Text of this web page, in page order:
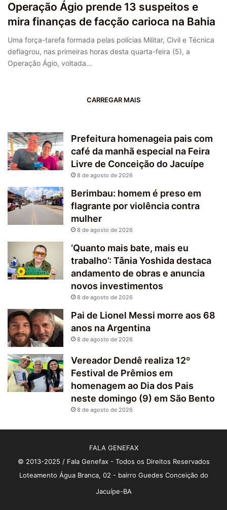
Operação Ágio prende 13 suspeitos e
mira finanças de facção carioca na Bahia
Uma força-tarefa formada pelas polícias Militar, Civil e Técnica
deflagrou, nas primeiras horas desta quarta-feira (5), a
Operação Ágio, voltada…
CARREGAR MAIS
Prefeitura homenageia pais com
café da manhã especial na Feira
Livre de Conceição do Jacuípe
8 de agosto de 2026
Berimbau: homem é preso em
flagrante por violência contra
mulher
8 de agosto de 2026
‘Quanto mais bate, mais eu
trabalho’: Tânia Yoshida destaca
andamento de obras e anuncia
novos investimentos
8 de agosto de 2026
Pai de Lionel Messi morre aos 68
anos na Argentina
8 de agosto de 2026
Vereador Dendê realiza 12º
Festival de Prêmios em
homenagem ao Dia dos Pais
neste domingo (9) em São Bento
8 de agosto de 2026
FALA GENEFAX
© 2013-2025 / Fala Genefax - Todos os Direitos Reservados
Loteamento Água Branca, 02 - bairro Guedes Conceição do
Jacuípe-BA